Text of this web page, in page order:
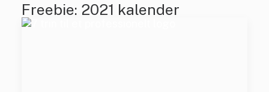
Freebie: 2021 kalender